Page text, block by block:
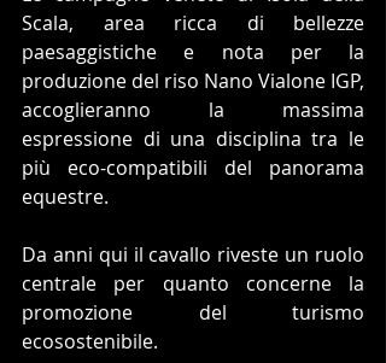
Scala, area ricca di bellezze
paesaggistiche e nota per la
produzione del riso Nano Vialone IGP,
accoglieranno la massima
espressione di una disciplina tra le
più eco-compatibili del panorama
equestre.
Da anni qui il cavallo riveste un ruolo
centrale per quanto concerne la
promozione del turismo
ecosostenibile.